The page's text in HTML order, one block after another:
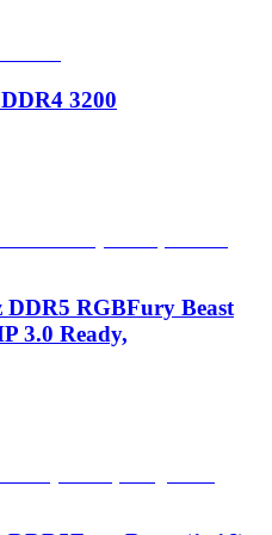
3200
RGBFury Beast
3.0 Ready,